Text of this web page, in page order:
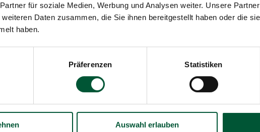
für soziale Medien, Werbung und Analysen weiter. Unsere
Daten zusammen, die Sie ihnen bereitgestellt haben oder die
haben.
Präferenzen Statistiken
Auswahl erlauben
Museumsbesuch und